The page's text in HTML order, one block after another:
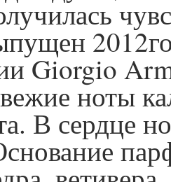
Giorgio
ноты
В сердце